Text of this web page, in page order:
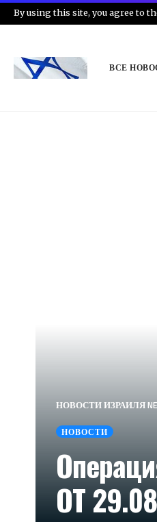
By using this site, you agree to
ВСЕ
НОВОСТИ ИЗРАИЛЯ
НОВОСТИ
ОТ